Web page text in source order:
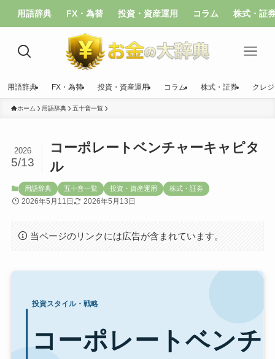
用語辞典 FX・為替 投資・資産運用 コラム 株式・証
用語辞典 FX・為替 投資・資産運用 コラム 株式・証券 クレ
ホーム 用語辞典 五十音一覧
コーポレートベンチャーキャピタ
ル
2026
5/13
用語辞典 五十音一覧 投資・資産運用 株式・証券
2026年5月11日 2026年5月13日
当ページのリンクには広告が含まれています。